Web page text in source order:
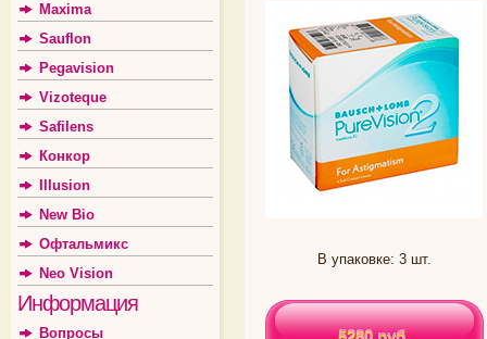
Maxima
Sauflon
Pegavision
Vizoteque
Safilens
Конкор
Illusion
New Bio
Офтальмикс
Neo Vision
Информация
Вопросы
В упаковке: 3 шт.